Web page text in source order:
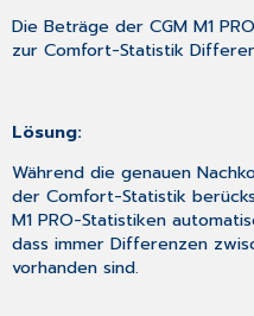
Die Beträge der CGM M1
zur Comfort-Statistik
Lösung:
Während die genauen
der Comfort-Statistik
M1 PRO-Statistiken
dass immer Differenzen
vorhanden sind.